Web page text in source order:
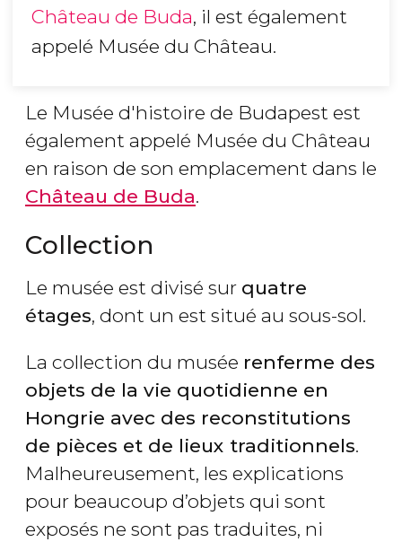
Château de Buda, il est également
appelé Musée du Château.
Le Musée d'histoire de Budapest est
également appelé Musée du Château
en raison de son emplacement dans le
Château de Buda.
Collection
Le musée est divisé sur quatre
étages, dont un est situé au sous-sol.
La collection du musée renferme des
objets de la vie quotidienne en
Hongrie avec des reconstitutions
de pièces et de lieux traditionnels.
Malheureusement, les explications
pour beaucoup d’objets qui sont
exposés ne sont pas traduites, ni